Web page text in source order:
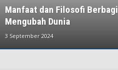
Manfaat dan Filosofi
Mengubah Dunia
3 September 2024